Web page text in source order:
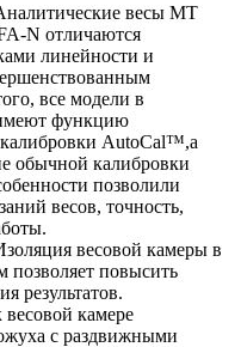
весы MT
N отличаются
линейности и
все модели в
функцию
калибровки AutoCal™,а
обычной калибровки
позволили
весов, точность,
весовой камеры в
позволяет повысить
результатов.
камере
с раздвижными